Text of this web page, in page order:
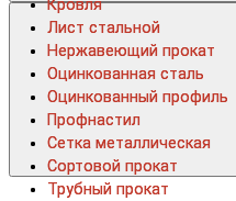
Кровля
Лист стальной
Нержавеющий прокат
Оцинкованная сталь
Оцинкованный профиль
Профнастил
Сетка металлическая
Сортовой прокат
Трубный прокат
Кровля
Лист стальной
Нержавеющий прокат
Оцинкованная сталь
Оцинкованный профиль
Профнастил
Сетка металлическая
Сортовой прокат
Трубный прокат